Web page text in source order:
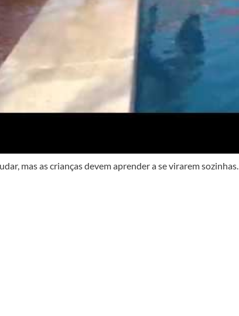
mas as crianças devem aprender a se virarem sozinhas.